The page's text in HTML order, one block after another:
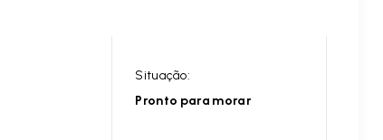
Situação:
Pronto para morar